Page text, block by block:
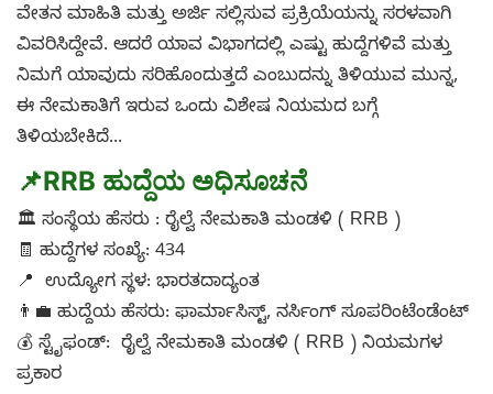
ವೇತನ ಮಾಹಿತಿ ಮತ್ತು ಅರ್ಜಿ ಸಲ್ಲಿಸುವ ಪ್ರಕ್ರಿಯೆಯನ್ನು ಸರಳವಾಗಿ
ವಿವರಿಸಿದ್ದೇವೆ. ಆದರೆ ಯಾವ ವಿಭಾಗದಲ್ಲಿ ಎಷ್ಟು ಹುದ್ದೆಗಳಿವೆ ಮತ್ತು
ನಿಮಗೆ ಯಾವುದು ಸರಿಹೊಂದುತ್ತದೆ ಎಂಬುದನ್ನು ತಿಳಿಯುವ ಮುನ್ನ,
ಈ ನೇಮಕಾತಿಗೆ ಇರುವ ಒಂದು ವಿಶೇಷ ನಿಯಮದ ಬಗ್ಗೆ
ತಿಳಿಯಬೇಕಿದೆ...
📌RRB ಹುದ್ದೆಯ ಅಧಿಸೂಚನೆ
🏛️ ಸಂಸ್ಥೆಯ ಹೆಸರು : ರೈಲ್ವೆ ನೇಮಕಾತಿ ಮಂಡಳಿ ( RRB )
🧾 ಹುದ್ದೆಗಳ ಸಂಖ್ಯೆ: 434
📍 ಉದ್ಯೋಗ ಸ್ಥಳ: ಭಾರತದಾದ್ಯಂತ
👨‍💼 ಹುದ್ದೆಯ ಹೆಸರು: ಫಾರ್ಮಾಸಿಸ್ಟ್, ನರ್ಸಿಂಗ್ ಸೂಪರಿಂಟೆಂಡೆಂಟ್
💰 ಸ್ಟೈಫಂಡ್: ರೈಲ್ವೆ ನೇಮಕಾತಿ ಮಂಡಳಿ ( RRB ) ನಿಯಮಗಳ
ಪ್ರಕಾರ